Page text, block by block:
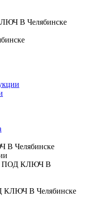
В Челябинске
Челябинске
ПОД КЛЮЧ В
В Челябинске